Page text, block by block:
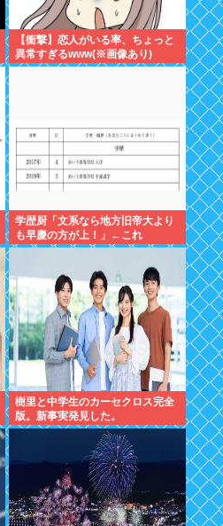
【衝撃】恋人がいる率、ちょっと
異常すぎるwww(※画像あり)
学歴厨「文系なら地方旧帝大より
も早慶の方が上！」←これ
樹里と中学生のカーセクロス完全
版。新事実発見した。